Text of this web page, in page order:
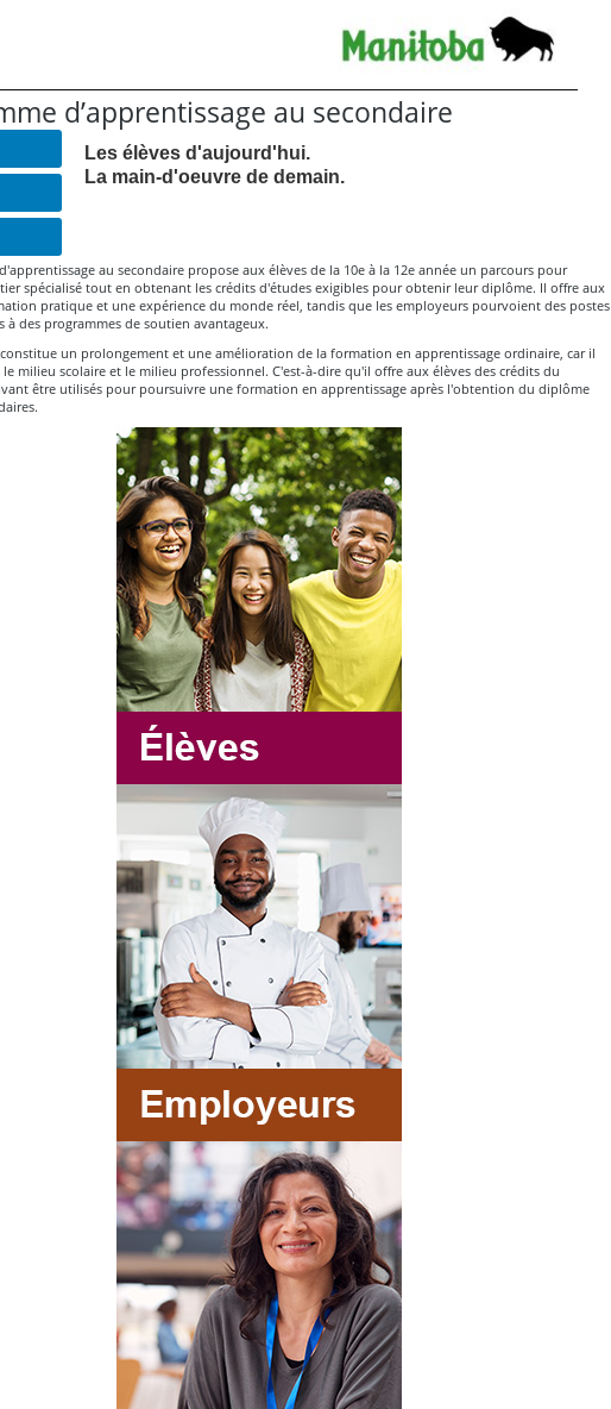
d’apprentissage au secondaire
Les élèves d'aujourd'hui.
La main-d'oeuvre de demain.
au secondaire propose aux élèves de la 10e à la 12e année un parcours pour
spécialisé tout en obtenant les crédits d'études exigibles pour obtenir leur diplôme. Il offre aux
pratique et une expérience du monde réel, tandis que les employeurs pourvoient des postes
à des programmes de soutien avantageux.
un prolongement et une amélioration de la formation en apprentissage ordinaire, car il
milieu scolaire et le milieu professionnel. C'est-à-dire qu'il offre aux élèves des crédits du
être utilisés pour poursuivre une formation en apprentissage après l'obtention du diplôme